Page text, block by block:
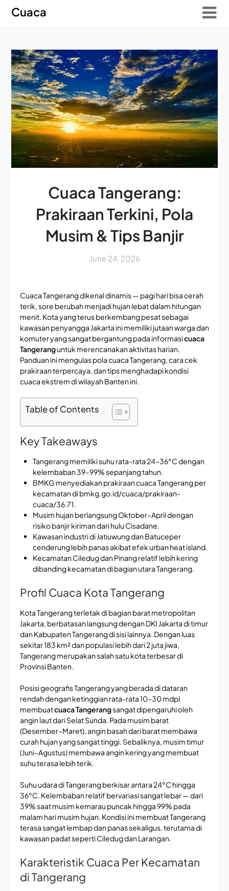
Skip
SkipCuaca
Cuaca Tangerang:
Prakiraan Terkini, Pola
Musim & Tips Banjir
June 24, 2026
Cuaca Tangerang dikenal dinamis — pagi hari bisa cerah
terik, sore berubah menjadi hujan lebat dalam hitungan
menit. Kota yang terus berkembang pesat sebagai
kawasan penyangga Jakarta ini memiliki jutaan warga dan
komuter yang sangat bergantung pada informasicuaca
Tangeranguntuk merencanakan aktivitas harian.
Panduan ini mengulas pola cuaca Tangerang, cara cek
prakiraan terpercaya, dan tips menghadapi kondisi
cuaca ekstrem di wilayah Banten ini.
Table of Contents
Key Takeaways
Tangerang memiliki suhu rata-rata 24–36°C dengan
kelembaban 39–99% sepanjang tahun.
BMKG menyediakan prakiraan cuaca Tangerang per
kecamatan di bmkg.go.id/cuaca/prakiraan-
cuaca/36.71.
Musim hujan berlangsung Oktober–April dengan
risiko banjir kiriman dari hulu Cisadane.
Kawasan industri di Jatiuwung dan Batuceper
cenderung lebih panas akibat efek urban heat island.
Kecamatan Ciledug dan Pinang relatif lebih kering
dibanding kecamatan di bagian utara Tangerang.
Profil Cuaca Kota Tangerang
Kota Tangerang terletak di bagian barat metropolitan
Jakarta, berbatasan langsung dengan DKI Jakarta di timur
dan Kabupaten Tangerang di sisi lainnya. Dengan luas
sekitar 183 km² dan populasi lebih dari 2 juta jiwa,
Tangerang merupakan salah satu kota terbesar di
Provinsi Banten.
Posisi geografis Tangerang yang berada di dataran
rendah dengan ketinggian rata-rata 10–30 mdpl
membuatcuaca Tangerangsangat dipengaruhi oleh
angin laut dari Selat Sunda. Pada musim barat
(Desember–Maret), angin basah dari barat membawa
curah hujan yang sangat tinggi. Sebaliknya, musim timur
(Juni–Agustus) membawa angin kering yang membuat
suhu terasa lebih terik.
Suhu udara di Tangerang berkisar antara 24°C hingga
36°C. Kelembaban relatif bervariasi sangat lebar — dari
39% saat musim kemarau puncak hingga 99% pada
malam hari musim hujan. Kondisi ini membuat Tangerang
terasa sangat lembap dan panas sekaligus, terutama di
kawasan padat seperti Ciledug dan Larangan.
Karakteristik Cuaca Per Kecamatan
di Tangerang